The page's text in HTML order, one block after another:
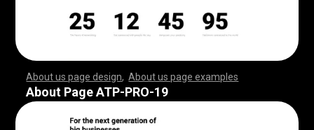
About us page design ,About us page examples
,,,,,,,,,,,,,,,,,,,,,,,, ,,,,,,,,,,,,,,,,,,,,,,,,,,,
,,,,,,,,,,,,,,,,,,,,,,,, ,,,,,,,,,,,,,,,,,,,,,,,,,,,
,,,,,,,,,,,,,,,,,,,,,,,, ,,,,,,,,,,,,,,,,,,,,,,,,,,,
,,,,,,,,,,,,,,,,,,,,,,,, ,,,,,,,,,,,,,,,,,,,,,,,,,,,
,,,,,,,,,,,,,,,,,,,,,,,, ,,,,,,,,,,,,,,,,,,,,,,,,,,,
,,,,,,,,,,,,,,,,,,,,,,,, ,,,,,,,,,,,,,,,,,,,,,,,,,,,
,,,,,,,,,,,,,,,,,,,,,,,, ,,,,,,,,,,,,,,,,,,,,,,,,,,,
,,,,,,,,,,,,,,,,,,,,,,,, ,,,,,,,,,,,,
About Page ATP-PRO-19